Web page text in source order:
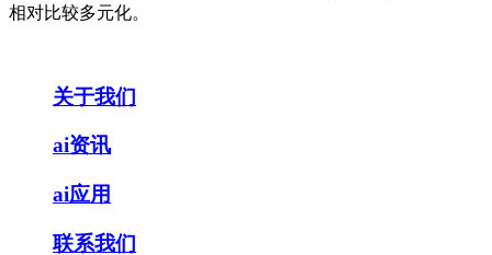
相对比较多元化。
关于我们
ai资讯
ai应用
联系我们